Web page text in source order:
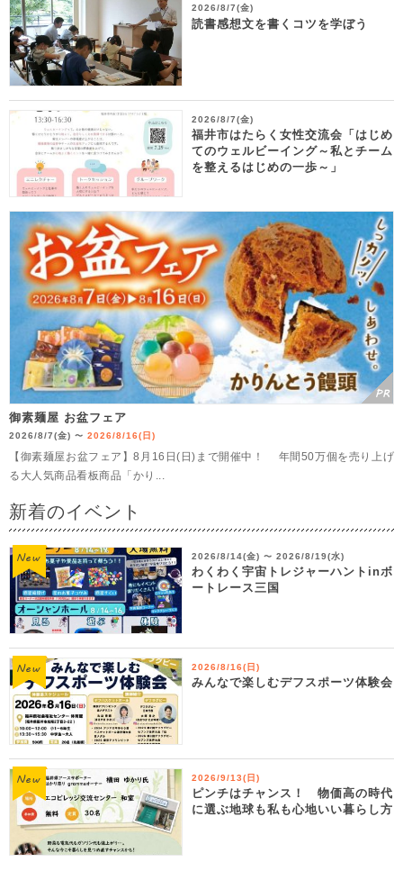
2026/8/7(金)
読書感想文を書くコツを学ぼう
2026/8/7(金)
福井市はたらく女性交流会「はじめ
てのウェルビーイング～私とチーム
を整えるはじめの一歩～」
御素麺屋 お盆フェア
2026/8/7(金) 〜 2026/8/16(日)
【御素麺屋お盆フェア】8月16日(日)まで開催中！ 年間50万個を売り上げ
る大人気商品看板商品「かり...
新着のイベント
2026/8/14(金) 〜 2026/8/19(水)
わくわく宇宙トレジャーハントinボ
ートレース三国
2026/8/16(日)
みんなで楽しむデフスポーツ体験会
2026/9/13(日)
ピンチはチャンス！ 物価高の時代
に選ぶ地球も私も心地いい暮らし方